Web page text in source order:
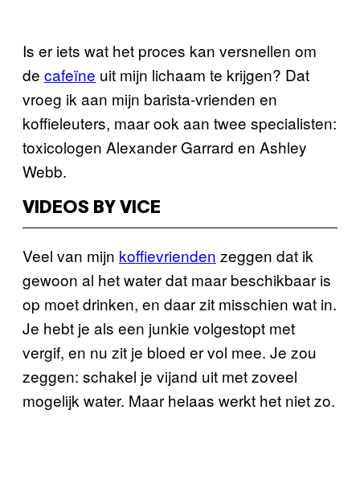
Is er iets wat het proces kan versnellen om
de cafeïne uit mijn lichaam te krijgen? Dat
vroeg ik aan mijn barista-vrienden en
koffieleuters, maar ook aan twee specialisten:
toxicologen Alexander Garrard en Ashley
Webb.
VIDEOS BY VICE
Veel van mijn koffievrienden zeggen dat ik
gewoon al het water dat maar beschikbaar is
op moet drinken, en daar zit misschien wat in.
Je hebt je als een junkie volgestopt met
vergif, en nu zit je bloed er vol mee. Je zou
zeggen: schakel je vijand uit met zoveel
mogelijk water. Maar helaas werkt het niet zo.